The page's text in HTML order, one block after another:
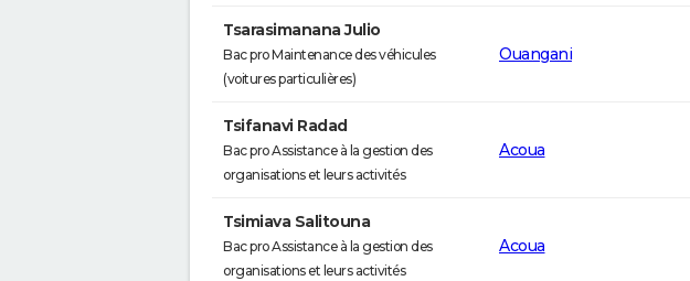
Tsarasimanana Julio
Bac pro Maintenance des véhicules
(voitures particulières)
Ouangani
Tsifanavi Radad
Bac pro Assistance à la gestion des
organisations et leurs activités
Acoua
Tsimiava Salitouna
Bac pro Assistance à la gestion des
organisations et leurs activités
Acoua